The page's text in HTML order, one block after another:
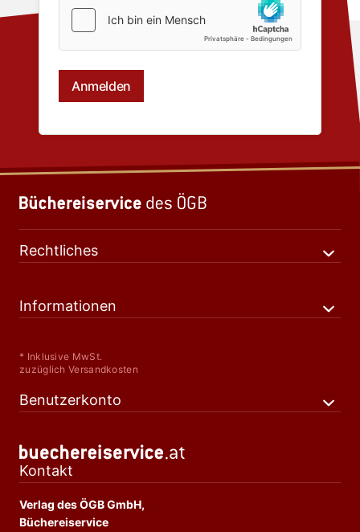
Rechtliches
Informationen
* Inklusive MwSt.
zuzüglich Versandkosten
Benutzerkonto
Kontakt
Verlag des ÖGB GmbH,
Büchereiservice